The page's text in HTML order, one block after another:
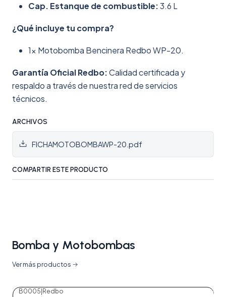
Cap. Estanque de combustible:3.6 L
¿Qué incluye tu compra?
1x Motobomba Bencinera Redbo WP-20.
Garantía Oficial Redbo:Calidad certificada y
respaldo a través de nuestra red de servicios
técnicos.
ARCHIVOS
FICHAMOTOBOMBAWP-20.pdf
COMPARTIR ESTE PRODUCTO
Bomba y Motobombas
Ver más productos
B0005 Redbo